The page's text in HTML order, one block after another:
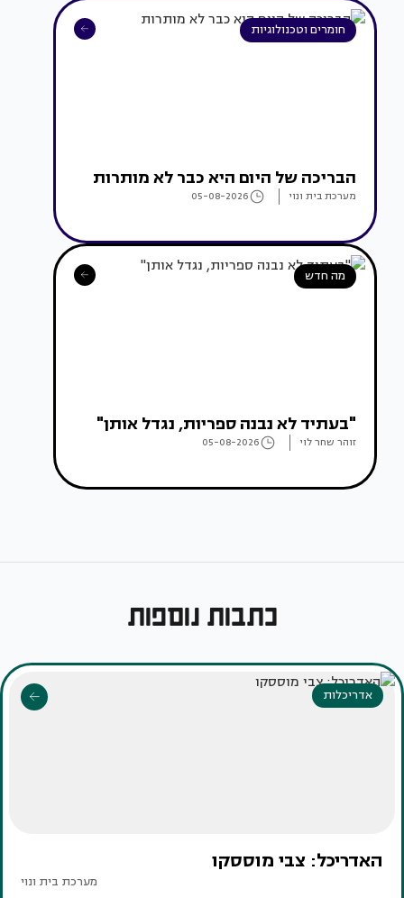
חומרים וטכנולוגיות
הבריכה של היום היא כבר לא מותרות
מערכת בית ונוי 05-08-2026
מה חדש
"בעתיד לא נבנה ספריות, נגדל אותן"
זוהר שחר לוי 05-08-2026
כתבות נוספות
אדריכלות
האדריכל: צבי מוססקו
מערכת בית ונוי